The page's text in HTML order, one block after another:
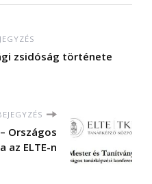
zsidóság története
Országos
az ELTE-n